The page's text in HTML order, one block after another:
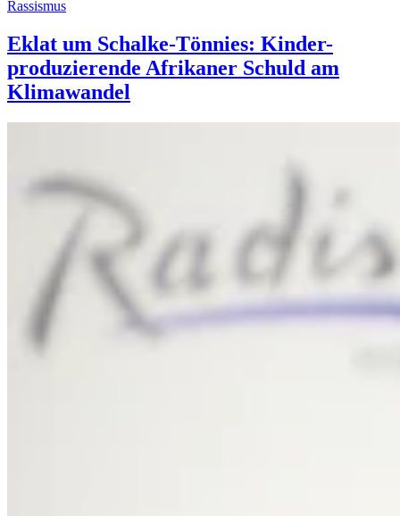
Rassismus
Eklat um Schalke-Tönnies: Kinder-
produzierende Afrikaner Schuld am
Klimawandel